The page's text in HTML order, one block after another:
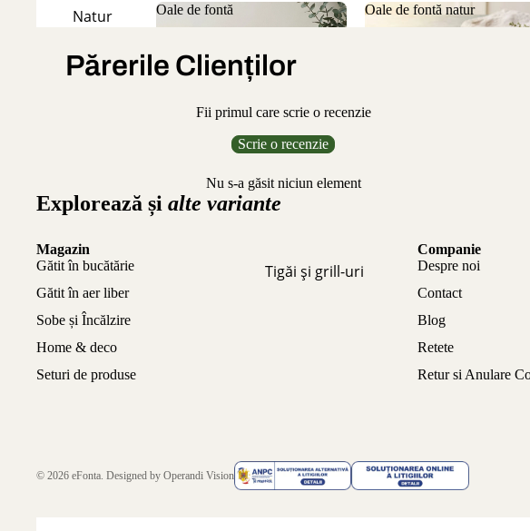
Natur
Oale de fontă
Oale de fontă natur
Tigăi și grill-uri
Părerile Clienților
Fii primul care scrie o recenzie
Scrie o recenzie
Nu s-a găsit niciun element
Explorează și alte variante
Magazin
Gătit în bucătărie
Gătit în aer liber
Sobe și Încălzire
Home & deco
Seturi de produse
Companie
Despre noi
Contact
Blog
Retete
Retur si Anulare
© 2026 eFonta. Designed by Operandi Vision